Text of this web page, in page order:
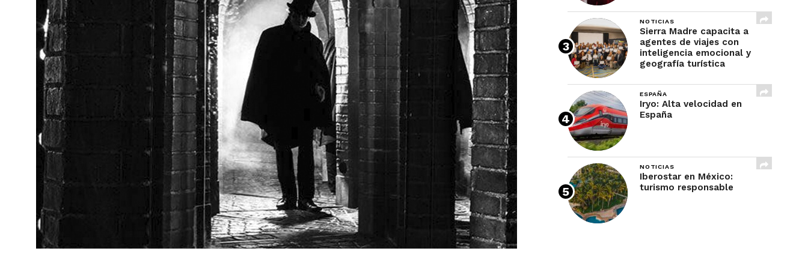
NOTICIAS
Sierra Madre capacita a
agentes de viajes con
inteligencia emocional y
geografía turística
ESPAÑA
Iryo: Alta velocidad en
España
NOTICIAS
Iberostar en México:
turismo responsable